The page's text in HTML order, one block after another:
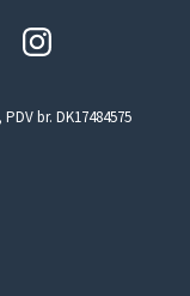
br. DK17484575